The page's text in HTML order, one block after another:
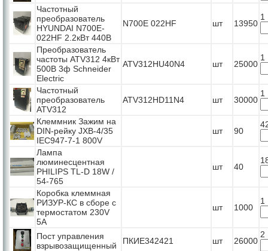
Частотный
преобразователь
HYUNDAI N700E-
022HF 2.2кВт 440В
N700E 022HF шт 13950
1
Преобразователь
частоты ATV312 4кВт
500В 3ф Schneider
Electric
ATV312HU40N4 шт 25000
1
Частотный
преобразователь
ATV312
ATV312HD11N4 шт 30000
1
Клеммник Зажим на
DIN-рейку JXB-4/35
IEC947-7-1 800V
шт 90
Лампа
люминесцентная
PHILIPS TL-D 18W /
54-765
шт 40
Коробка клеммная
РИЗУР-КС в сборе с
термостатом 230V
5A
шт 1000
1
Пост управления
взрывозащищенный
ПКИЕ342421 шт 26000
2